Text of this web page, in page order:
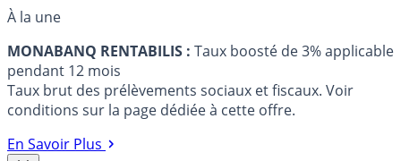
À la une
MONABANQ RENTABILIS : Taux boosté de 3% applicable
pendant 12 mois
Taux brut des prélèvements sociaux et fiscaux. Voir
conditions sur la page dédiée à cette offre.
En Savoir Plus